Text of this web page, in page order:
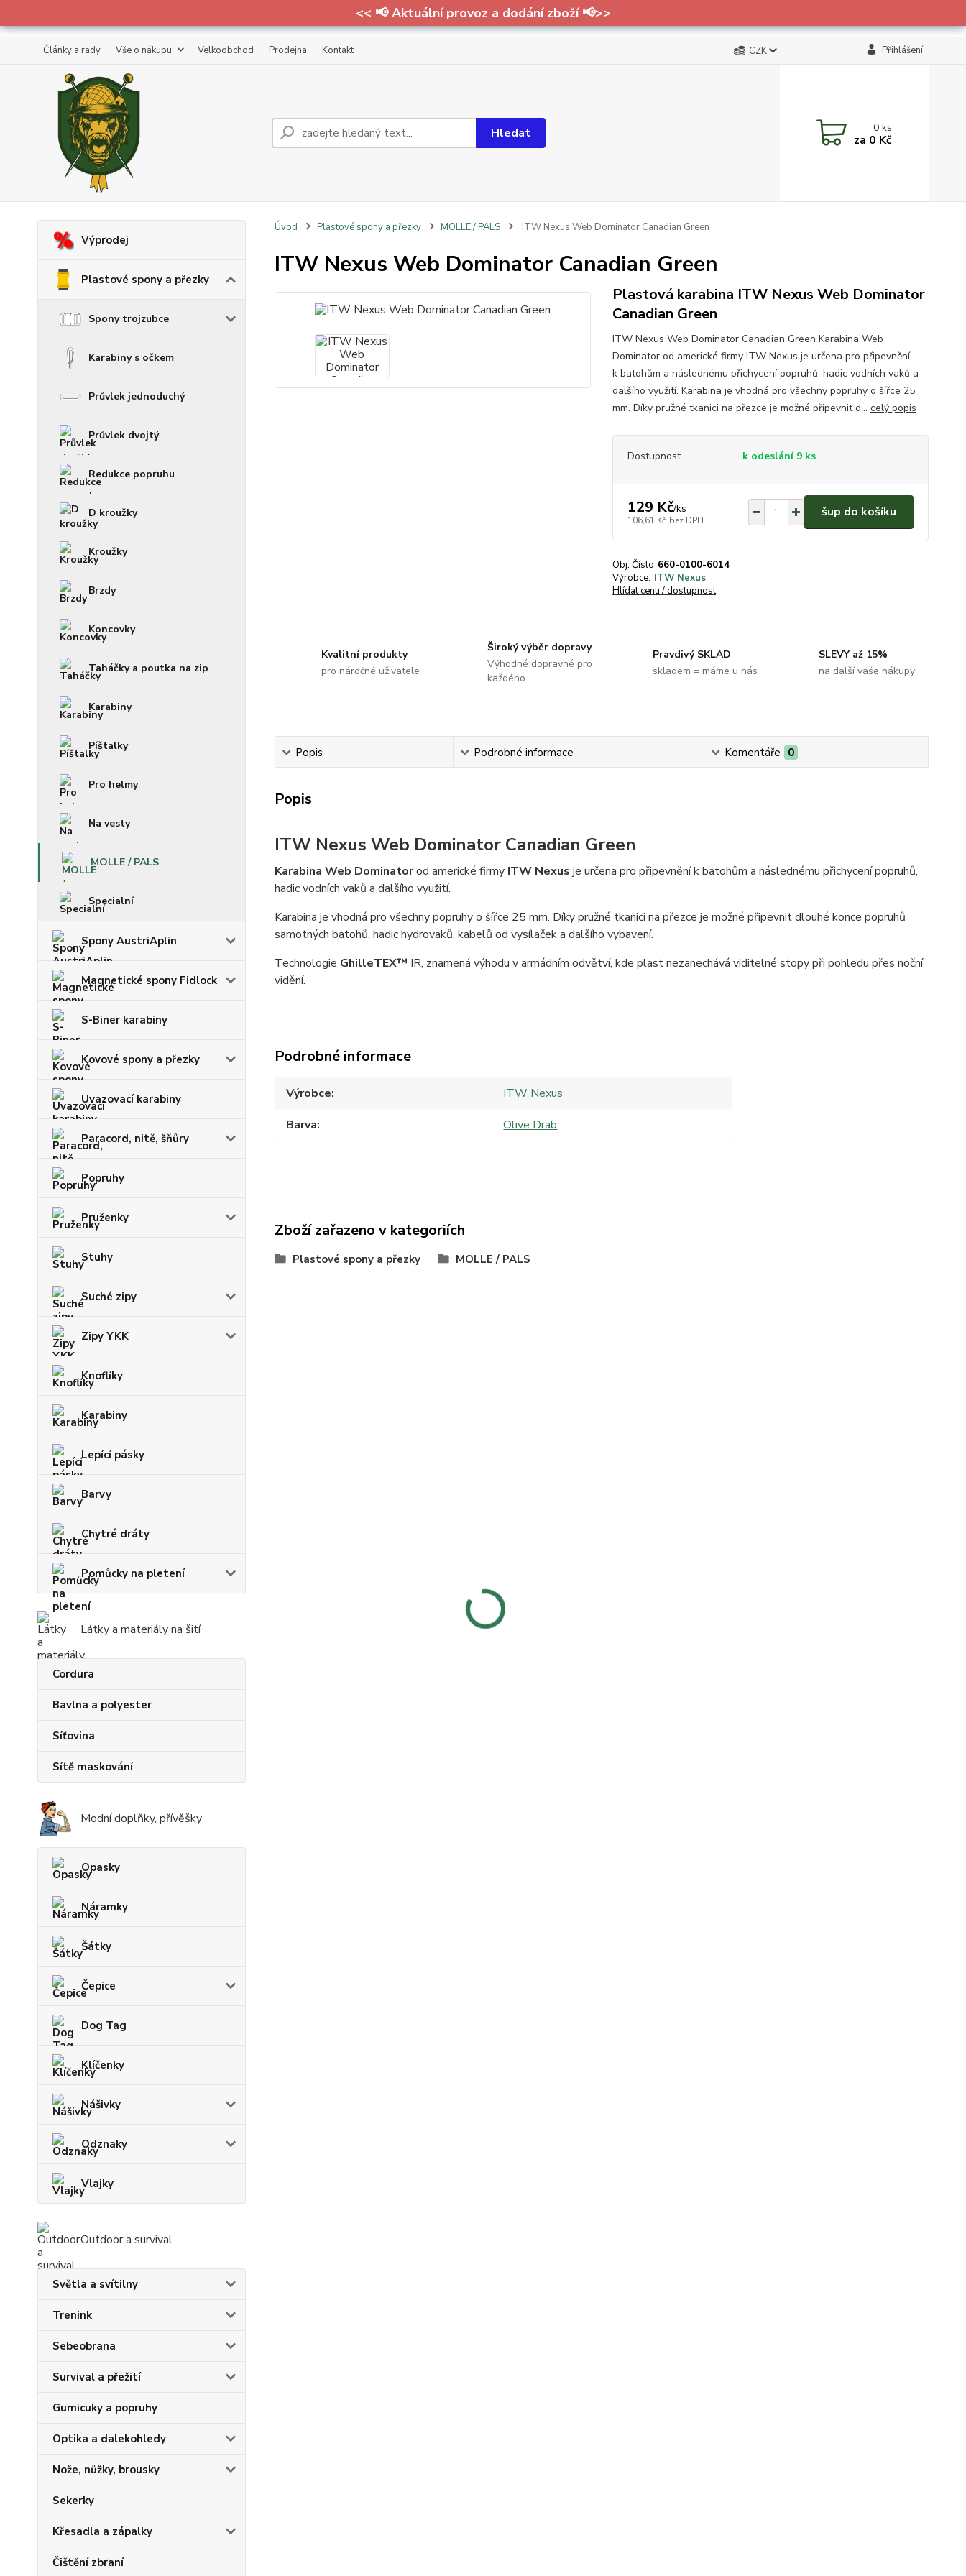
<< 📢 Aktuální provoz a dodání zboží 📢>>
Články a rady Vše o nákupu Velkoobchod Prodejna Kontakt CZK Přihlášení
Hledat 0ks
za 0 Kč
Výprodej
Plastové spony a přezky
Spony trojzubce
Karabiny s očkem
Průvlek jednoduchý
Průvlek dvojtý
Redukce popruhu
D kroužky
Kroužky
Brzdy
Koncovky
Taháčky a poutka na zip
Karabiny
Píštalky
Pro helmy
Na vesty
MOLLE / PALS
Specialní
Spony AustriAplin
Magnetické spony Fidlock
S-Biner karabiny
Kovové spony a přezky
Uvazovací karabiny
Paracord, nitě, šňůry
Popruhy
Pruženky
Stuhy
Suché zipy
Zipy YKK
Knoflíky
Karabiny
Lepící pásky
Barvy
Chytré dráty
Pomůcky na pletení
Látky a materiály na šití
Cordura
Bavlna a polyester
Síťovina
Sítě maskování
Modní doplňky, přívěšky
Opasky
Náramky
Šátky
Čepice
Dog Tag
Klíčenky
Nášivky
Odznaky
Vlajky
Outdoor a survival
Světla a svítilny
Trenink
Sebeobrana
Survival a přežití
Gumicuky a popruhy
Optika a dalekohledy
Nože, nůžky, brousky
Sekerky
Křesadla a zápalky
Čištění zbraní
Úvod Plastové spony a přezky MOLLE / PALS ITW Nexus Web Dominator Canadian Green
ITW Nexus Web Dominator Canadian Green
Plastová karabina ITW Nexus Web Dominator
Canadian Green
ITW Nexus Web Dominator Canadian Green Karabina Web
Dominator od americké firmy ITW Nexus je určena pro připevnění
k batohům a následnému přichycení popruhů, hadic vodních vaků a
dalšího využití. Karabina je vhodná pro všechny popruhy o šířce 25
mm. Díky pružné tkanici na přezce je možné připevnit d... celý popis
Dostupnost k odeslání 9 ks
129 Kč/ks
106,61 Kč bez DPH
šup do košíku
Obj. Číslo 660-0100-6014
Výrobce: ITW Nexus
Hlídat cenu / dostupnost
Kvalitní produkty
pro náročné uživatele
Široký výběr dopravy
Výhodné dopravné pro
každého
Pravdivý SKLAD
skladem = máme u nás
SLEVY až 15%
na další vaše nákupy
Popis Podrobné informace Komentáře 0
Popis
ITW Nexus Web Dominator Canadian Green
Karabina Web Dominatorod americké firmy ITW Nexus je určena pro připevnění k batohům a následnému přichycení popruhů,
hadic vodních vaků a dalšího využití.
Karabina je vhodná pro všechny popruhy o šířce 25 mm. Díky pružné tkanici na přezce je možné připevnit dlouhé konce popruhů
samotných batohů, hadic hydrovaků, kabelů od vysílaček a dalšího vybavení.
Technologie GhilleTEX™ IR, znamená výhodu v armádním odvětví, kde plast nezanechává viditelné stopy při pohledu přes noční
vidění.
Podrobné informace
Výrobce
ITW Nexus
Barva
Olive Drab
Zboží zařazeno v kategoriích
Plastové spony a přezky MOLLE / PALS